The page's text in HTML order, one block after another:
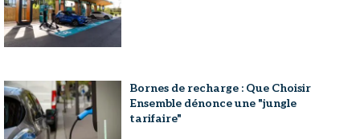
Bornes de recharge : Que Choisir
Ensemble dénonce une "jungle
tarifaire"